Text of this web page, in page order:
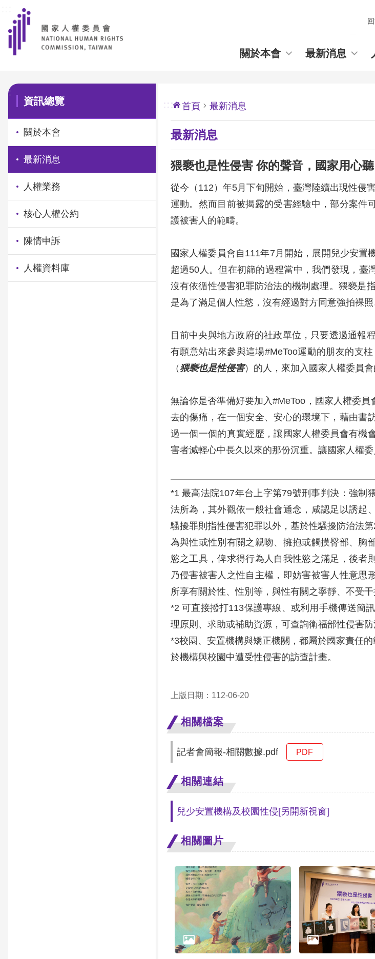
前往主要內容區塊
關於本會 最新消息
:::
資訊總覽
關於本會
最新消息
人權業務
核心人權公約
陳情申訴
人權資料庫
::: 首頁 最新消息
最新消息
猥褻也是性侵害 你的聲音，國家用心
從今（112）年5月下旬開始，臺灣陸續出現性侵
運動。然而目前被揭露的受害經驗中，部分案件
護被害人的範疇。
國家人權委員會自111年7月開始，展開兒少安
超過50人。但在初篩的過程當中，我們發現，
沒有依循性侵害犯罪防治法的機制處理。猥褻是
是為了滿足個人性慾，沒有經過對方同意強拍裸
目前中央與地方政府的社政單位，只要透過通報
有願意站出來參與這場#MeToo運動的朋友的支
（猥褻也是性侵害）的人，來加入國家人權委員會
無論你是否準備好要加入#MeToo，國家人權委
去的傷痛，在一個安全、安心的環境下，藉由書
過一個一個的真實經歷，讓國家人權委員會有機
害者減輕心中長久以來的那份沉重。讓國家人權
*1 最高法院107年台上字第79號刑事判決：強制
法所為，其外觀依一般社會通念，咸認足以誘起
騷擾罪則指性侵害犯罪以外，基於性騷擾防治法
為與性或性別有關之親吻、擁抱或觸摸臀部、胸
慾之工具，俾求得行為人自我性慾之滿足，後者
乃侵害被害人之性自主權，即妨害被害人性意思
所享有關於性、性別等，與性有關之寧靜、不受
*2 可直接撥打113保護專線、或利用手機傳送簡
理原則、求助或補助資源，可查詢衛福部性侵害防
*3校園、安置機構與矯正機關，都屬於國家責任
於機構與校園中遭受性侵害的訪查計畫。
上版日期：112-06-20
相關檔案
記者會簡報-相關數據.pdf PDF
相關連結
兒少安置機構及校園性侵[另開新視窗]
相關圖片